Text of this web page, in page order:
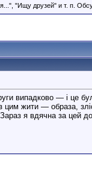
"Ищу друзей" и т. п.
випадково — і це
цим жити — образа,
я вдячна за цей